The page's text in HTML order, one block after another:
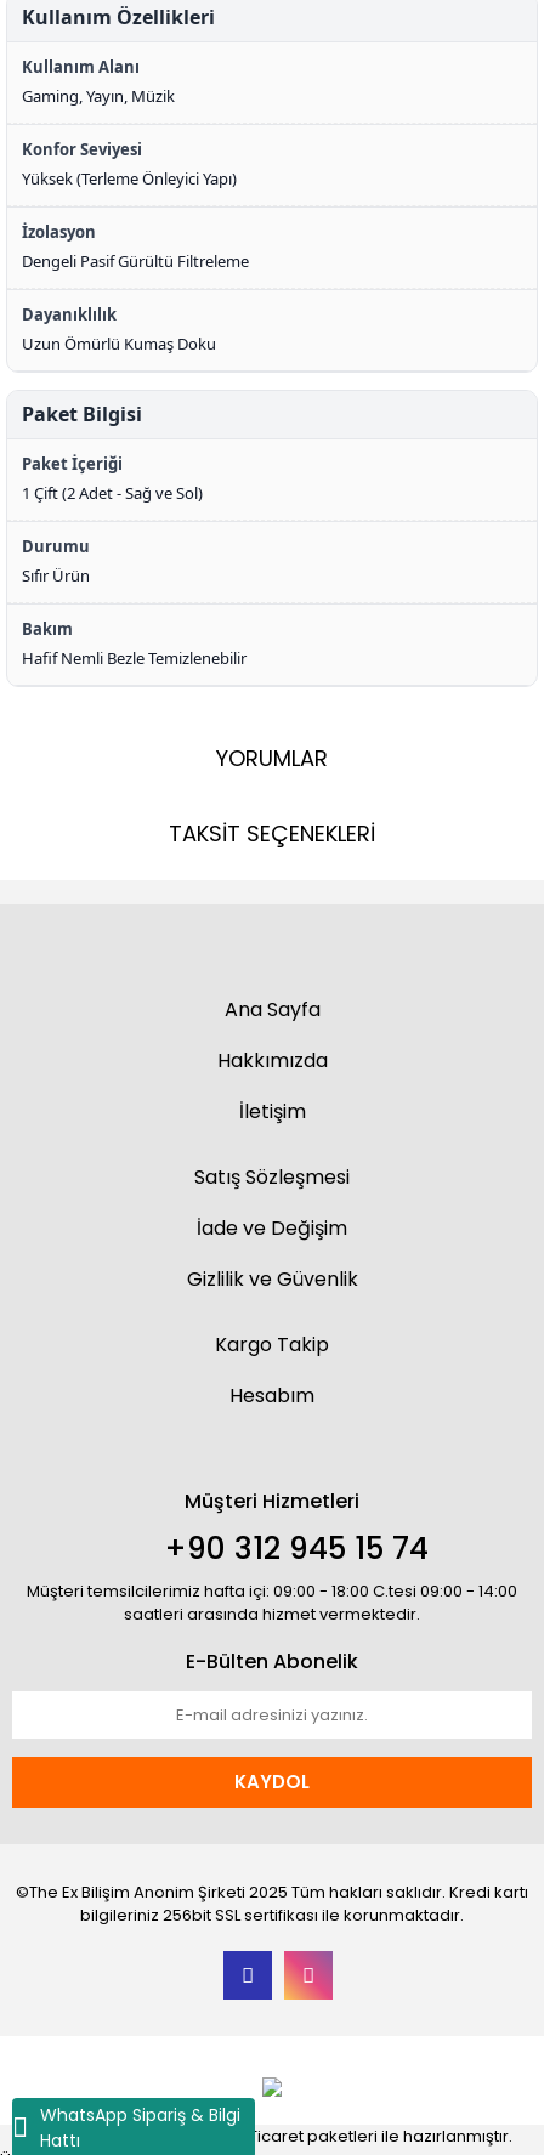
WhatsApp Sipariş & Bilgi
Hattı
Kullanım Özellikleri
Kullanım Alanı
Gaming, Yayın, Müzik
Konfor Seviyesi
Yüksek (Terleme Önleyici Yapı)
İzolasyon
Dengeli Pasif Gürültü Filtreleme
Dayanıklılık
Uzun Ömürlü Kumaş Doku
Paket Bilgisi
Paket İçeriği
1 Çift (2 Adet - Sağ ve Sol)
Durumu
Sıfır Ürün
Bakım
Hafif Nemli Bezle Temizlenebilir
YORUMLAR
TAKSİT SEÇENEKLERİ
Ana Sayfa
Hakkımızda
İletişim
Satış Sözleşmesi
İade ve Değişim
Gizlilik ve Güvenlik
Kargo Takip
Hesabım
Müşteri Hizmetleri
+90 312 945 15 74
Müşteri temsilcilerimiz hafta içi: 09:00 - 18:00 C.tesi 09:00 - 14:00
saatleri arasında hizmet vermektedir.
E-Bülten Abonelik
KAYDOL
©The Ex Bilişim Anonim Şirketi 2025 Tüm hakları saklıdır. Kredi kartı
bilgileriniz 256bit SSL sertifikası ile korunmaktadır.
IdeaSoft
Akıllı E-Ticaret paketleri ile hazırlanmıştır.